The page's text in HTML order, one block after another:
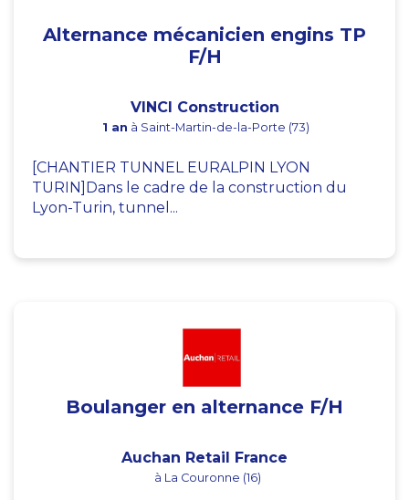
Alternance mécanicien engins TP
F/H
VINCI Construction
1 an à Saint-Martin-de-la-Porte (73)
[CHANTIER TUNNEL EURALPIN LYON
TURIN]Dans le cadre de la construction du
Lyon-Turin, tunnel...
Boulanger en alternance F/H
Auchan Retail France
à La Couronne (16)